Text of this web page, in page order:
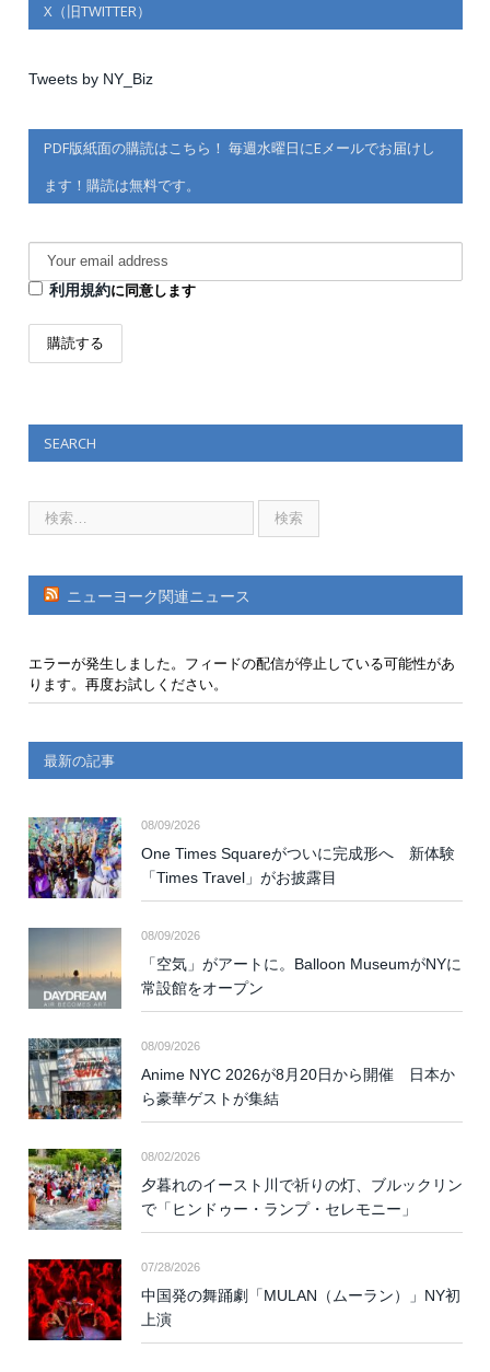
X（旧TWITTER）
Tweets by NY_Biz
PDF版紙面の購読はこちら！ 毎週水曜日にEメールでお届けし
ます！購読は無料です。
利用規約に同意します
SEARCH
ニューヨーク関連ニュース
エラーが発生しました。フィードの配信が停止している可能性があ
ります。再度お試しください。
最新の記事
08/09/2026
One Times Squareがついに完成形へ 新体験
「Times Travel」がお披露目
08/09/2026
「空気」がアートに。Balloon MuseumがNYに
常設館をオープン
08/09/2026
Anime NYC 2026が8月20日から開催 日本か
ら豪華ゲストが集結
08/02/2026
夕暮れのイースト川で祈りの灯、ブルックリン
で「ヒンドゥー・ランプ・セレモニー」
07/28/2026
中国発の舞踊劇「MULAN（ムーラン）」NY初
上演